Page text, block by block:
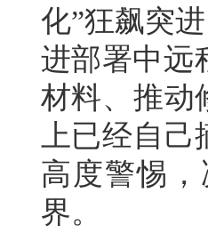
化”狂飙突
进部署中远
材料、推动
上已经自
高度警惕
界。